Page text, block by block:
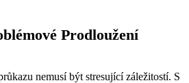
Prodloužení
nemusí být stresující záležitostí. S